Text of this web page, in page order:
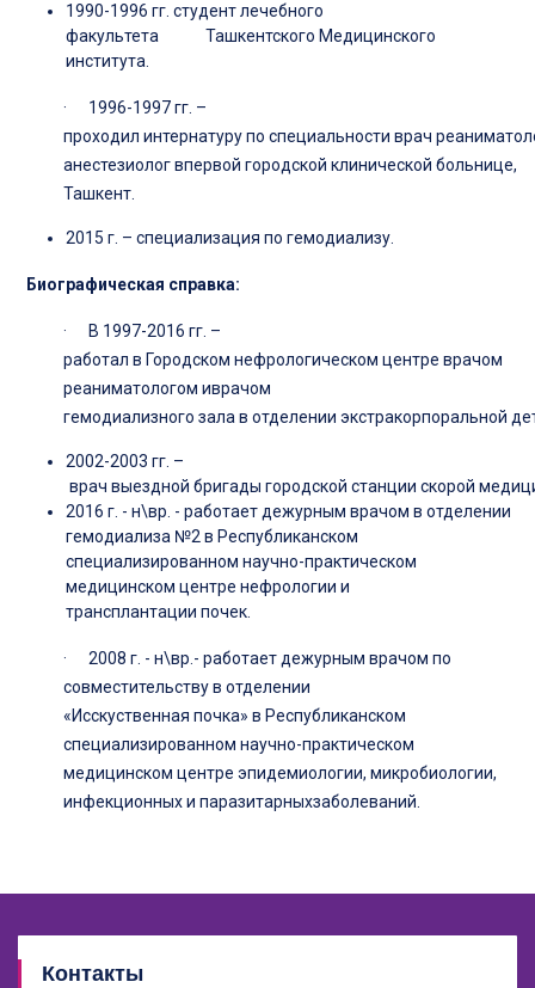
1990-1996 гг. студент лечебного
факультета Ташкентского Медицинского
института.
· 1996-1997 гг. –
проходил интернатуру по специальности врач
анестезиолог впервой городской клинической больнице,
Ташкент.
2015 г. – специализация по гемодиализу.
Биографическая справка:
· В 1997-2016 гг. –
работал в Городском нефрологическом центре врачом
реаниматологом иврачом
гемодиализного зала в отделении экстракорпоральной
2002-2003 гг. –
врач выездной бригады городской станции скорой
2016 г. - н\вр. - работает дежурным врачом в отделении
гемодиализа №2 в Республиканском
специализированном научно-практическом
медицинском центре нефрологии и
трансплантации почек.
· 2008 г. - н\вр.- работает дежурным врачом по
совместительству в отделении
«Исскуственная почка» в Республиканском
специализированном научно-практическом
медицинском центре эпидемиологии, микробиологии,
инфекционных и паразитарныхзаболеваний.
Контакты